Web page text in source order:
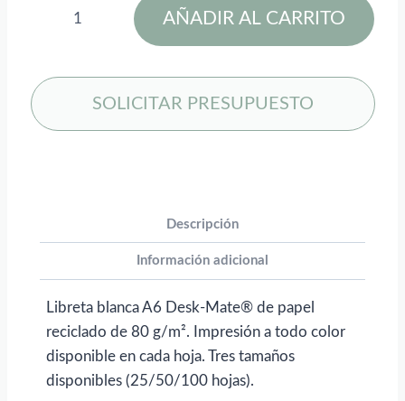
papel
reciclado
Desk-
logo
AÑADIR AL CARRITO
SOLICITAR PRESUPUESTO
Descripción
Información adicional
Libreta blanca A6 Desk-Mate® de papel
reciclado de 80 g/m². Impresión a todo color
disponible en cada hoja. Tres tamaños
disponibles (25/50/100 hojas).